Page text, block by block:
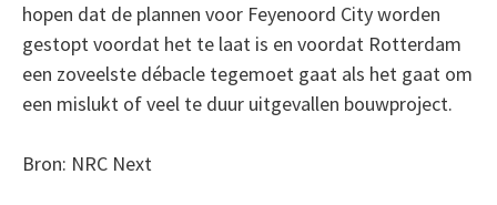
hopen dat de plannen voor Feyenoord City worden
gestopt voordat het te laat is en voordat Rotterdam
een zoveelste débacle tegemoet gaat als het gaat om
een mislukt of veel te duur uitgevallen bouwproject.
Bron: NRC Next